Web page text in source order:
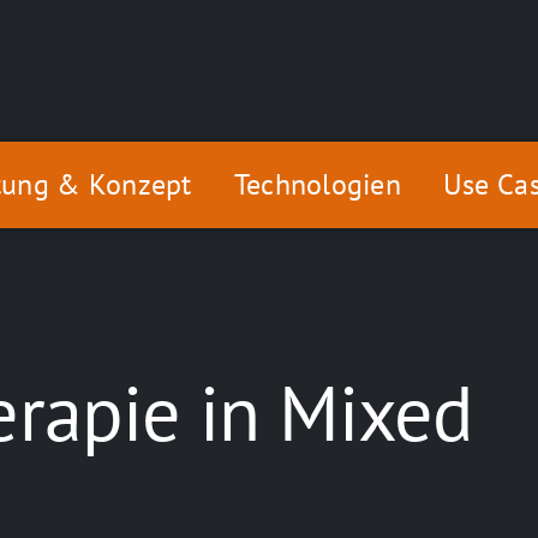
& Konzept Technologien Use
in Mixed